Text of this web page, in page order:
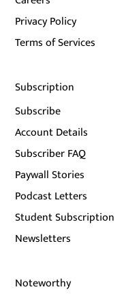
Privacy Policy
Terms of Services
Subscription
Subscribe
Account Details
Subscriber FAQ
Paywall Stories
Podcast Letters
Student Subscription
Newsletters
Noteworthy